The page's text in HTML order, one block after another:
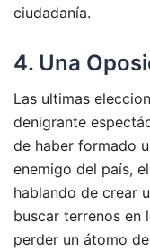
ciudadanía.
4. Una
Las ultimas
denigrante
de haber formado
enemigo del país,
hablando de crear
buscar terrenos en
perder un átomo